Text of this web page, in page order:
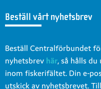
Beställ vårt nyhetsbrev
Beställ Centralförbundet
nyhetsbrev här, så hålls
inom fiskerifältet. Din e-
utskick av nyhetsbrevet.